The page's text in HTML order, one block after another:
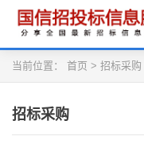
当前位置： 首页 > 招标采购
招标采购